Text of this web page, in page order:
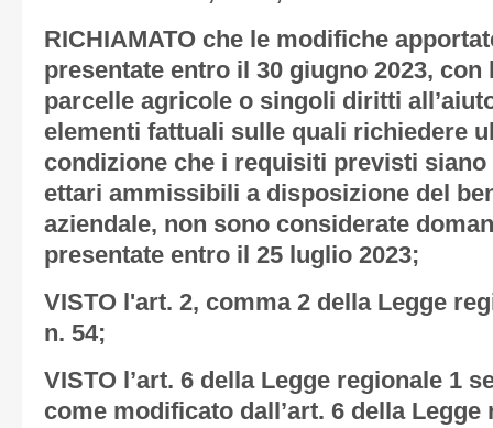
RICHIAMATO che le modifiche
presentate entro il 30 giugno 2023, con
parcelle agricole o singoli diritti
elementi fattuali sulle quali richiedere
condizione che i requisiti previsti
ettari ammissibili a disposizione del
aziendale, non sono considerate
presentate entro il 25 luglio 2023;
VISTO l'art. 2, comma 2 della Legge
n. 54;
VISTO l’art. 6 della Legge regionale 1
come modificato dall’art. 6 della